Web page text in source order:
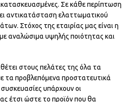
Σε κάθε περίπτωση
αντικατάσταση ελαττωματικού
Στόχος της εταιρίας μας είναι η
αναλώσιμα υψηλής ποιότητας και
στους πελάτες της όλα τα
τα προβλεπόμενα προστατευτικά
υπάρχουν οι
έτσι ώστε το προϊόν που θα